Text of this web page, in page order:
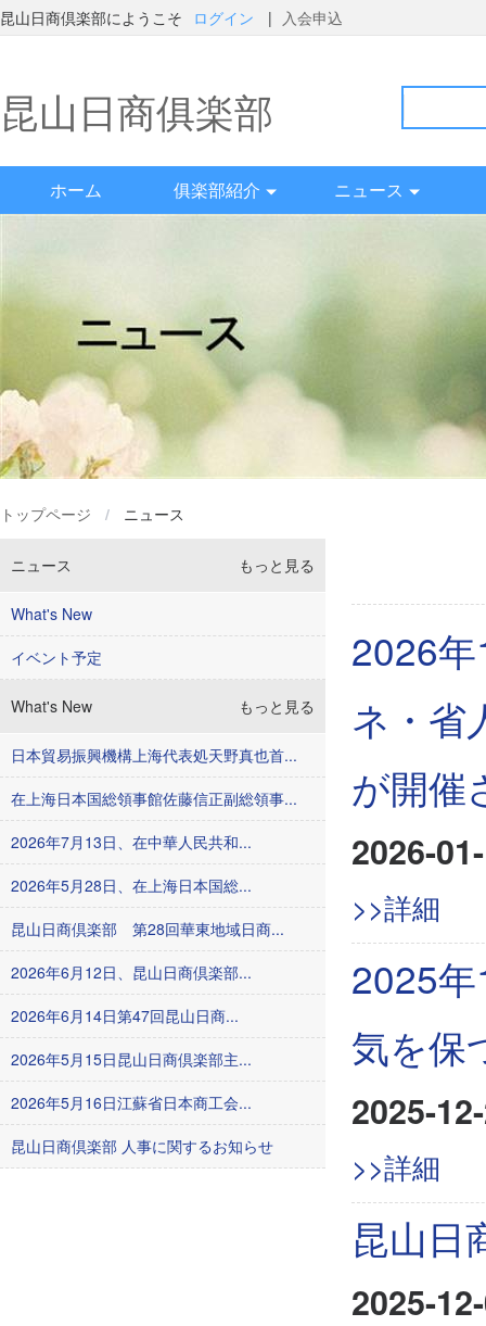
昆山日商倶楽部にようこそ ログイン | 入会申込
昆山日商俱楽部
ホーム 俱楽部紹介 ニュース
トップページ / ニュース
ニュース もっと見る
What's New
イベント予定
What's New もっと見る
日本貿易振興機構上海代表処天野真也首...
在上海日本国総領事館佐藤信正副総領事...
2026年7月13日、在中華人民共和...
2026年5月28日、在上海日本国総...
昆山日商倶楽部 第28回華東地域日商...
2026年6月12日、昆山日商倶楽部...
2026年6月14日第47回昆山日商...
2026年5月15日昆山日商倶楽部主...
2026年5月16日江蘇省日本商工会...
昆山日商倶楽部 人事に関するお知らせ
2026
ネ・省
が開催
2026-
>>詳細
2025
気を保
2025-
>>詳細
昆山日
2025-